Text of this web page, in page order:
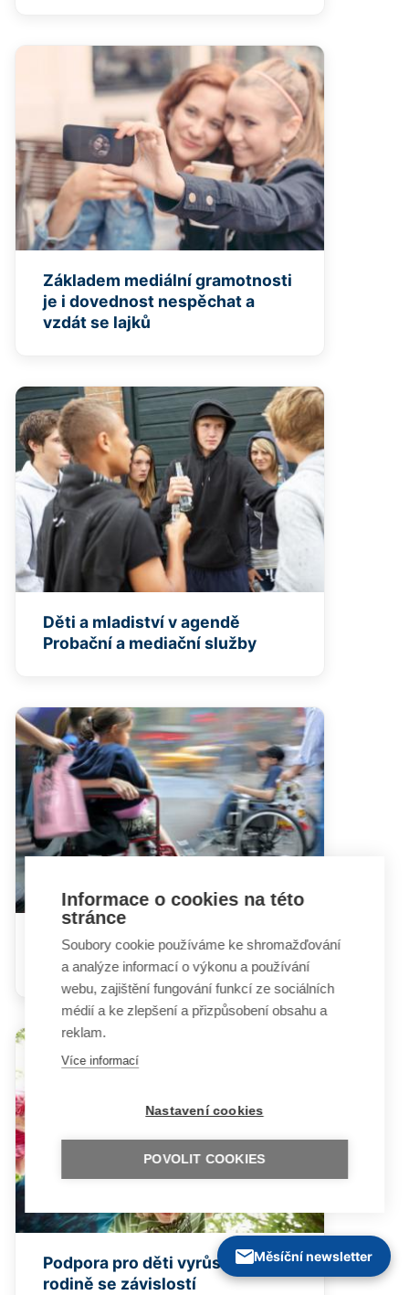
Základem mediální gramotnosti
je i dovednost nespěchat a
vzdát se lajků
Děti a mladiství v agendě
Probační a mediační služby
Sexuální výchova u osob s
postižením
Podpora pro děti vyrůstající v
rodině se závislostí
Měsíční newsletter
Informace o cookies na této
stránce
Soubory cookie používáme ke shromažďování
a analýze informací o výkonu a používání
webu, zajištění fungování funkcí ze sociálních
médií a ke zlepšení a přizpůsobení obsahu a
reklam.
Více informací
Nastavení cookies
POVOLIT COOKIES